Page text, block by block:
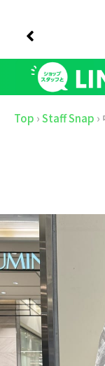
Top ›Staff Snap ›